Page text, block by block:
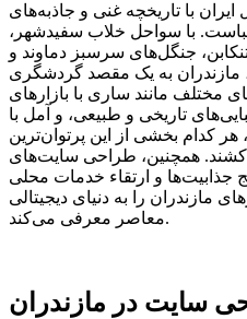
با تاریخچه غنی و جاذبه‌های
با سواحل خلاب سفیدشهر،
جنگل‌های سرسبز دماوند و
مازندران به یک مقصد گردشگری
مختلف مانند ساری با بازارهای
تاریخی و طبیعی، و آمل با
کدام بخشی از این پرتوان‌ترین
همچنین، طراحی سایت‌های
جذابیت‌ها و ارتقاء خدمات محلی
را به دنیای دیجیتالی
معاصر معرفی می‌کند.
سایت در مازندران